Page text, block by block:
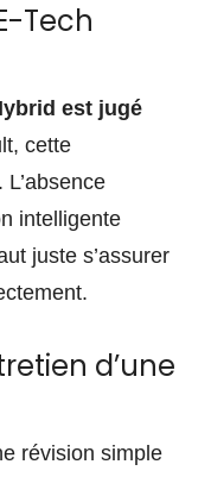
Tech
est jugé
cette
intelligente
juste s’assurer
d’une
révision simple